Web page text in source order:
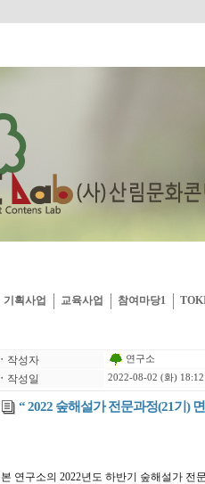
기획사업 교육사업 참여마당1
ㆍ 작성자 연구소
ㆍ 작성일 2022-08-02 (화) 18:12
“ 2022 숲해설가 전문과정(21기)
본 연구소의 2022년도 하반기 숲해설가 전